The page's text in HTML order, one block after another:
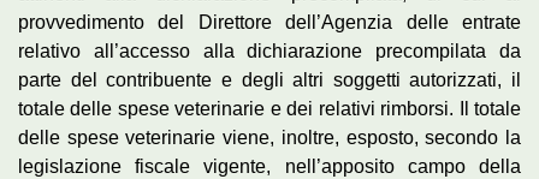
provvedimento del Direttore dell’Agenzia delle entrate
relativo all’accesso alla dichiarazione precompilata da
parte del contribuente e degli altri soggetti autorizzati, il
totale delle spese veterinarie e dei relativi rimborsi. Il totale
delle spese veterinarie viene, inoltre, esposto, secondo la
legislazione fiscale vigente, nell’apposito campo della